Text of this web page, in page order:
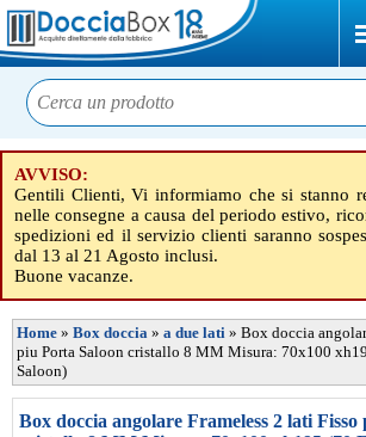
AVVISO:
Gentili Clienti, Vi informiamo che si stanno
nelle consegne a causa del periodo estivo,
spedizioni ed il servizio clienti saranno
dal 13 al 21 Agosto inclusi.
Buone vacanze.
Home » Box doccia » a due lati » Box doccia
piu Porta Saloon cristallo 8 MM Misura: 70x100
Saloon)
Box doccia angolare Frameless 2 lati